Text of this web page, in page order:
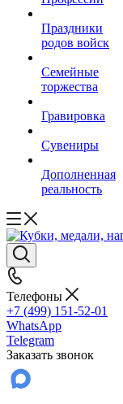
Праздники
родов войск
Семейные
торжества
Гравировка
Сувениры
Дополненная
реальность
Телефоны
+7 (499) 151-52-01
WhatsApp
Telegram
Заказать звонок